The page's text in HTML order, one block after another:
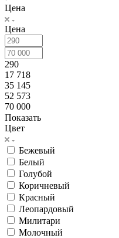
Цена
Цена
290
17 718
35 145
52 573
70 000
Показать
Цвет
Бежевый
Белый
Голубой
Коричневый
Красный
Леопардовый
Милитари
Молочный